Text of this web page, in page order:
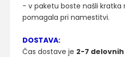
- v paketu boste našli kratka
pomagala pri namestitvi.
DOSTAVA:
Čas dostave je 2-7